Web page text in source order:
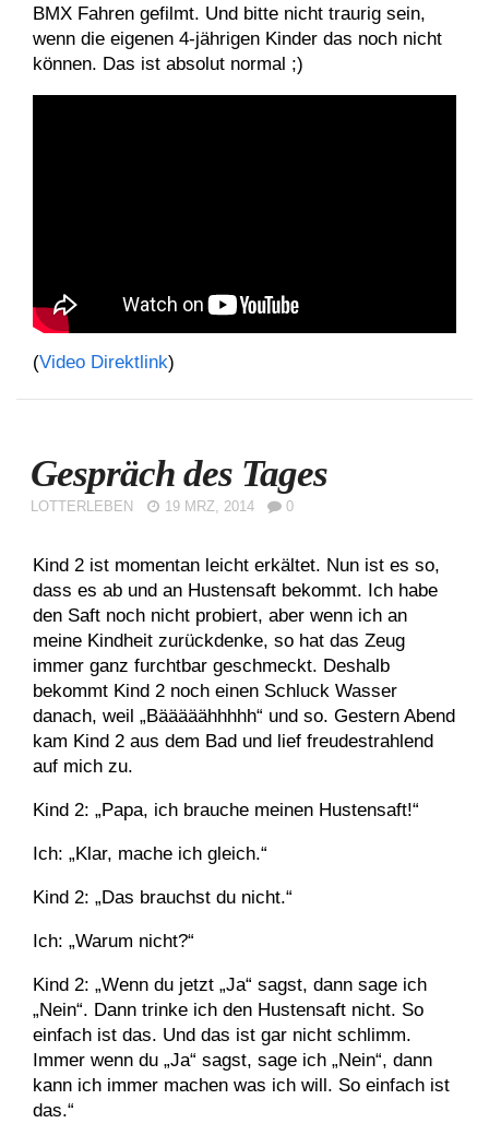
BMX Fahren gefilmt. Und bitte nicht traurig sein,
wenn die eigenen 4-jährigen Kinder das noch nicht
können. Das ist absolut normal ;)
(Video Direktlink)
Gespräch des Tages
LOTTERLEBEN 19 MRZ, 2014 0
Kind 2 ist momentan leicht erkältet. Nun ist es so,
dass es ab und an Hustensaft bekommt. Ich habe
den Saft noch nicht probiert, aber wenn ich an
meine Kindheit zurückdenke, so hat das Zeug
immer ganz furchtbar geschmeckt. Deshalb
bekommt Kind 2 noch einen Schluck Wasser
danach, weil „Bääääähhhhh“ und so. Gestern Abend
kam Kind 2 aus dem Bad und lief freudestrahlend
auf mich zu.
Kind 2: „Papa, ich brauche meinen Hustensaft!“
Ich: „Klar, mache ich gleich.“
Kind 2: „Das brauchst du nicht.“
Ich: „Warum nicht?“
Kind 2: „Wenn du jetzt „Ja“ sagst, dann sage ich
„Nein“. Dann trinke ich den Hustensaft nicht. So
einfach ist das. Und das ist gar nicht schlimm.
Immer wenn du „Ja“ sagst, sage ich „Nein“, dann
kann ich immer machen was ich will. So einfach ist
das.“